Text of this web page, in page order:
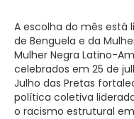
A escolha do mês está
de Benguela e da
Mulher Negra Latino-
celebrados em 25 de
Julho das Pretas
política coletiva
o racismo estrutural